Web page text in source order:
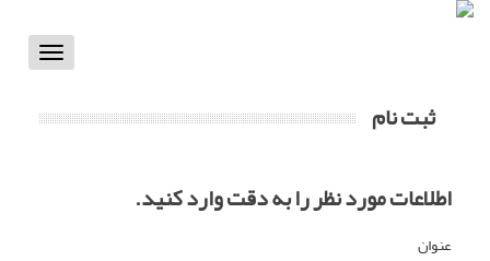
Toggle
ثبت نام
اطلاعات مورد نظر را به دقت وارد کنید.
عنوان